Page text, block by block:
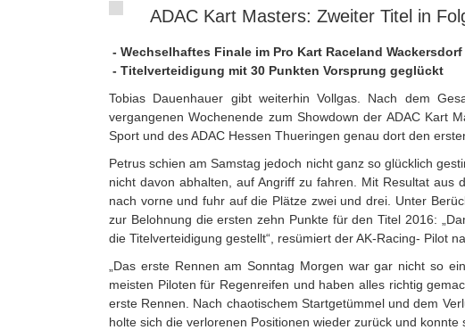
ADAC Kart Masters: Zweiter Titel in
- Wechselhaftes Finale im Pro Kart Raceland Wackersdorf
- Titelverteidigung mit 30 Punkten Vorsprung geglückt
Tobias Dauenhauer gibt weiterhin Vollgas. Nach dem
vergangenen Wochenende zum Showdown der ADAC Kart
Sport und des ADAC Hessen Thueringen genau dort den
Petrus schien am Samstag jedoch nicht ganz so glücklich
nicht davon abhalten, auf Angriff zu fahren. Mit Resultat
nach vorne und fuhr auf die Plätze zwei und drei. Unter
zur Belohnung die ersten zehn Punkte für den Titel 2016:
die Titelverteidigung gestellt“, resümiert der AK-Racing- Pilot
„Das erste Rennen am Sonntag Morgen war gar nicht so
meisten Piloten für Regenreifen und haben alles richtig
erste Rennen. Nach chaotischem Startgetümmel und dem
holte sich die verlorenen Positionen wieder zurück und konnte